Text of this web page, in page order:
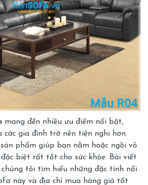
mang đến nhiều ưu điểm nổi bật,
các gia đình trở nên tiện nghi hơn.
phẩm giúp bạn nằm hoặc ngồi vô
biệt rất tốt cho sức khỏe. Bài viết
chúng tôi tìm hiểu những đặc tính nổi
này và địa chỉ mua hàng giá tốt